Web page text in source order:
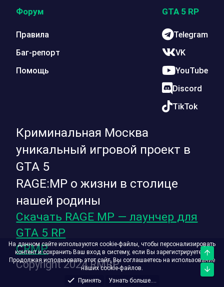
Криминальная Москва
уникальный игровой проект в
GTA 5
RAGE:MP о жизни в столице
нашей родины
Скачать RAGE MP — лаунчер для
GTA 5 RP
CRMP
Copyright 2024 RMRP
Форум
Правила
Баг-репорт
Помощь
GTA 5 RP
Telegram
VK
YouTube
Discord
TikTok
На данном сайте используются cookie-файлы, чтобы персонализировать
контент и сохранить Ваш вход в систему, если Вы зарегистрируетесь.
Продолжая использовать этот сайт, Вы соглашаетесь на использование
наших cookie-файлов.
Принять
Узнать больше....
Верх
Низ